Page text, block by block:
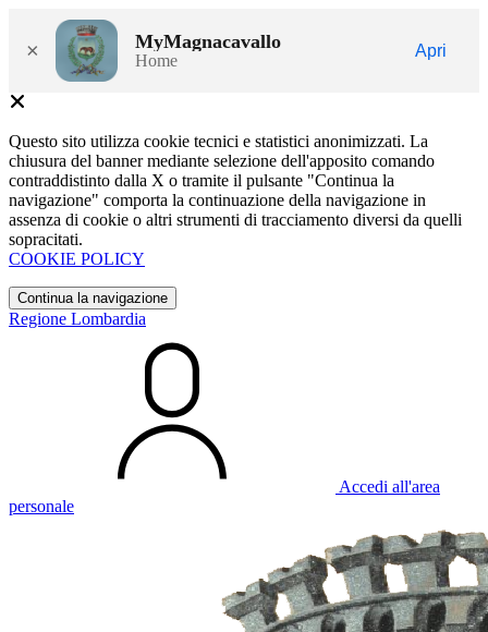
× MyMagnacavallo
Home
Apri
Questo sito utilizza cookie tecnici e statistici anonimizzati. La
chiusura del banner mediante selezione dell'apposito comando
contraddistinto dalla X o tramite il pulsante "Continua la
navigazione" comporta la continuazione della navigazione in
assenza di cookie o altri strumenti di tracciamento diversi da quelli
sopracitati.
COOKIE POLICY
Continua la navigazione
Regione Lombardia
Accedi all'area
personale